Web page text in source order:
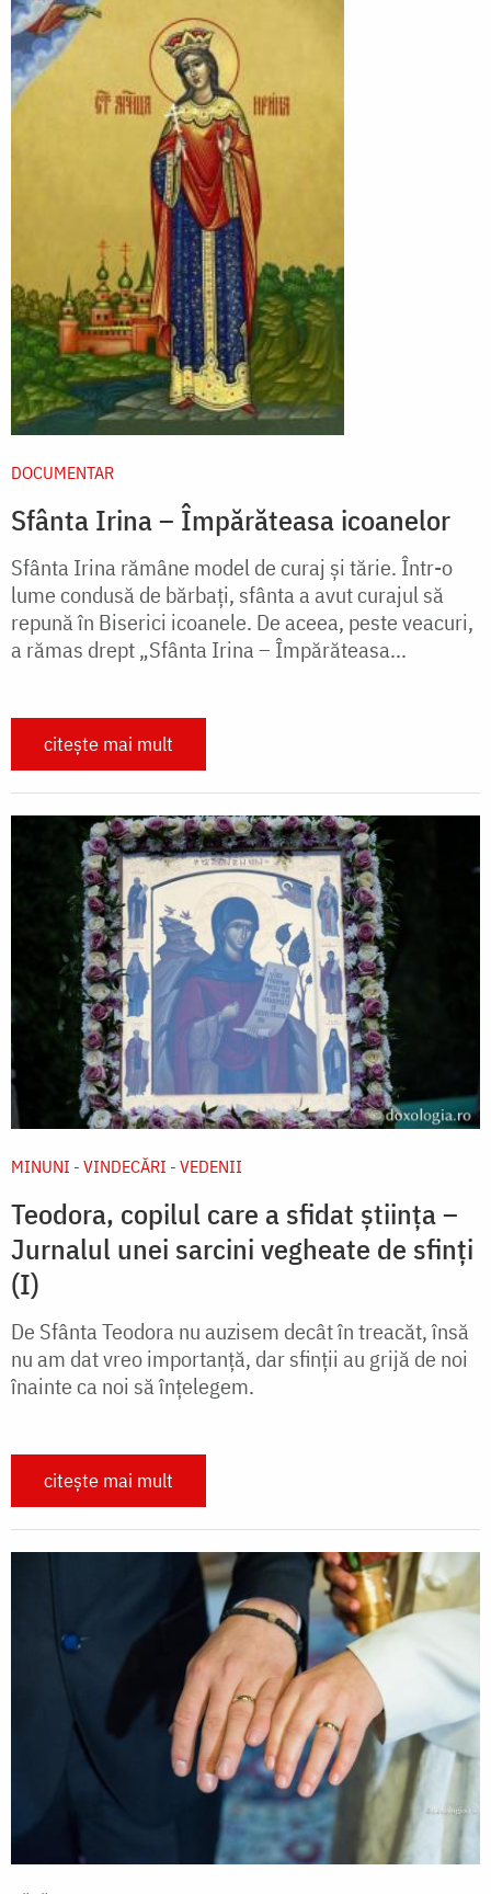
DOCUMENTAR
Sfânta Irina – Împărăteasa icoanelor
Sfânta Irina rămâne model de curaj și tărie. Într-o
lume condusă de bărbați, sfânta a avut curajul să
repună în Biserici icoanele. De aceea, peste veacuri,
a rămas drept „Sfânta Irina – Împărăteasa...
citește mai mult
MINUNI - VINDECĂRI - VEDENII
Teodora, copilul care a sfidat știința –
Jurnalul unei sarcini vegheate de sfinți
(I)
De Sfânta Teodora nu auzisem decât în treacăt, însă
nu am dat vreo importanță, dar sfinții au grijă de noi
înainte ca noi să înțelegem.
citește mai mult